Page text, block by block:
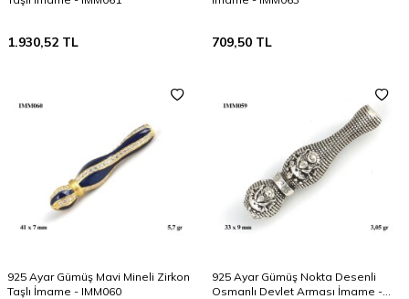
1.930,52 TL 709,50 TL
925 Ayar Gümüş Mavi Mineli Zirkon
Taşlı İmame - IMM060
925 Ayar Gümüş Nokta Desenli
Osmanlı Devlet Arması İmame -